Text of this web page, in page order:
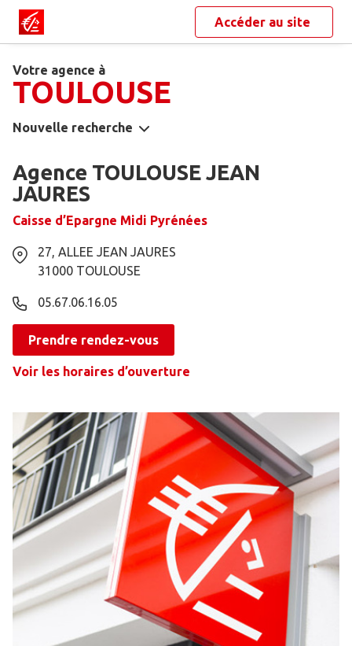
Accéder au site
Votre agence à
TOULOUSE
Nouvelle recherche
Agence TOULOUSE JEAN
JAURES
Caisse d’Epargne Midi Pyrénées
27, ALLEE JEAN JAURES
31000 TOULOUSE
05.67.06.16.05
Prendre rendez-vous
Voir les horaires d’ouverture